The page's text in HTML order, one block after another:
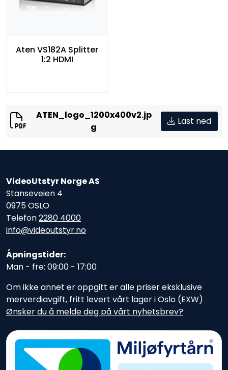
Aten VS182A Splitter
1:2 HDMI
ATEN_logo_1200x400v2.jp
g
Last ned
VideoUtstyr Norge AS
Stanseveien 4
0975 OSLO
Telefon2280 4000
info@videoutstyr.no
Åpningstider:
Man - fre: 09:00 - 17:00
Om ikke annet er oppgitt er alle priser eksklusive
merverdiavgift, fritt levert vårt lager i Oslo (EXW)
Ønsker du å melde deg på vårt nyhetsbrev?